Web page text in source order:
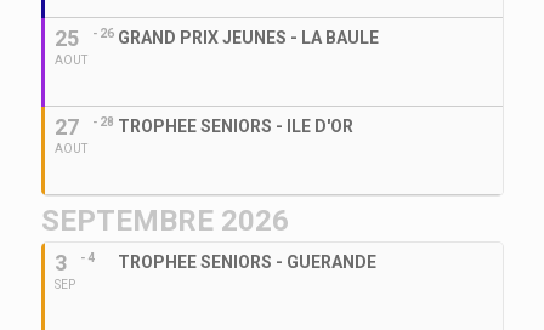
25
AOUT
- 26 GRAND PRIX JEUNES - LA BAULE
27
AOUT
- 28 TROPHEE SENIORS - ILE D'OR
SEPTEMBRE 2026
3
SEP
- 4 TROPHEE SENIORS - GUERANDE